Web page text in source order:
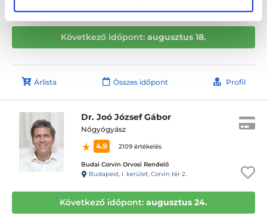
Következő időpont: augusztus 18.
Árlista Összes időpont Profil
Dr. Joó József Gábor
Nőgyógyász
4.9
2109 értékelés
Budai Corvin Orvosi Rendelő
Budapest, I. kerület, Corvin tér 2.
Következő időpont: augusztus 24.